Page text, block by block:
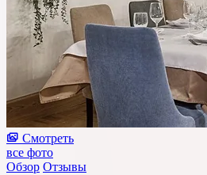
Смотреть
все фото
Обзор Отзывы